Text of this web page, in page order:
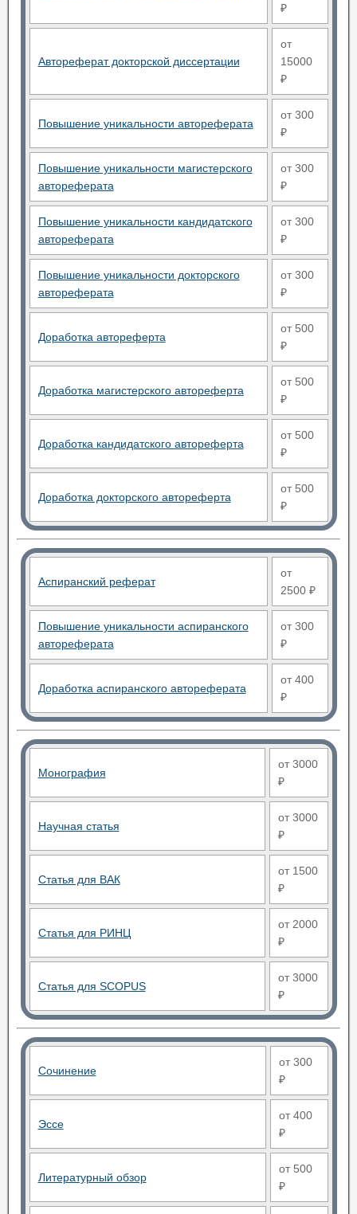
₽
Автореферат докторской диссертации
от
15000
₽
Повышение уникальности автореферата
от 300
₽
Повышение уникальности магистерского
автореферата
от 300
₽
Повышение уникальности кандидатского
автореферата
от 300
₽
Повышение уникальности докторского
автореферата
от 300
₽
Доработка автореферта
от 500
₽
Доработка магистерского автореферта
от 500
₽
Доработка кандидатского автореферта
от 500
₽
Доработка докторского автореферта
от 500
₽
Аспиранский реферат
от
2500 ₽
Повышение уникальности аспиранского
автореферата
от 300
₽
Доработка аспиранского автореферата
от 400
₽
Монография
от 3000
₽
Научная статья
от 3000
₽
Статья для ВАК
от 1500
₽
Статья для РИНЦ
от 2000
₽
Статья для SCOPUS
от 3000
₽
Сочинение
от 300
₽
Эссе
от 400
₽
Литературный обзор
от 500
₽